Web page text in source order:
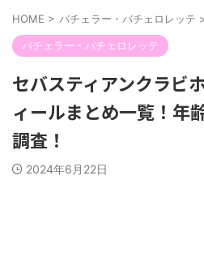
HOME > バチェラー・バチェロレッテ
バチェラー・バチェロレッテ
セバスティアンクラビ
ィールまとめ一覧！年
調査！
2024年6月22日